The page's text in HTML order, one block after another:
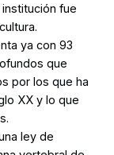
fue
ya con 93
que
por los que ha
XX y lo que
ley de